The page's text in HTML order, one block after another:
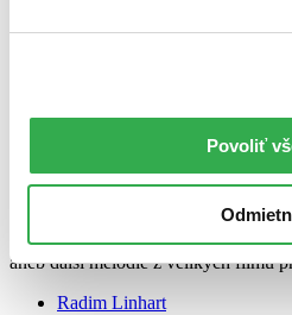
Povoliť
CZ
aneb další melodie z vellkých filmů
Radim Linhart